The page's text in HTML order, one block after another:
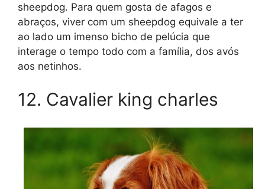
sheepdog. Para quem gosta de afagos e
abraços, viver com um sheepdog equivale a ter
ao lado um imenso bicho de pelúcia que
interage o tempo todo com a família, dos avós
aos netinhos.
12. Cavalier king charles